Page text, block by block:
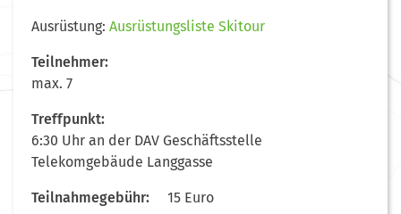
Ausrüstung: Ausrüstungsliste Skitour
Teilnehmer:
max. 7
Treffpunkt:
6:30 Uhr an der DAV Geschäftsstelle
Telekomgebäude Langgasse
Teilnahmegebühr: 15 Euro